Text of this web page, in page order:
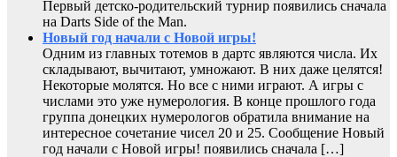
Первый детско-родительский турнир появились сначала
на Darts Side of the Man.
Новый год начали с Новой игры!
Одним из главных тотемов в дартс являются числа. Их
складывают, вычитают, умножают. В них даже целятся!
Некоторые молятся. Но все с ними играют. А игры с
числами это уже нумерология. В конце прошлого года
группа донецких нумерологов обратила внимание на
интересное сочетание чисел 20 и 25. Сообщение Новый
год начали с Новой игры! появились сначала […]